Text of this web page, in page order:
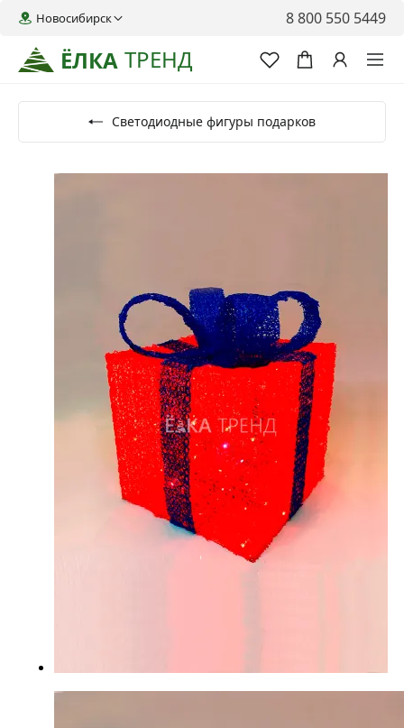
ЁЛКА ТРЕНД
Новосибирск 8 800 550 5449
Светодиодные фигуры подарков